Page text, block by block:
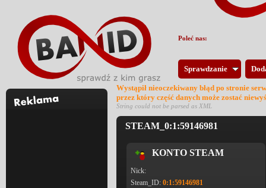
Sprawdzanie
Wystąpił nieoczekiwany błąd po stronie
przez który część danych może zostać
String could not be parsed as XML
STEAM_0:1:59146981
KONTO STEAM
Nick:
Steam_ID: 0:1:59146981
Poleć nas: